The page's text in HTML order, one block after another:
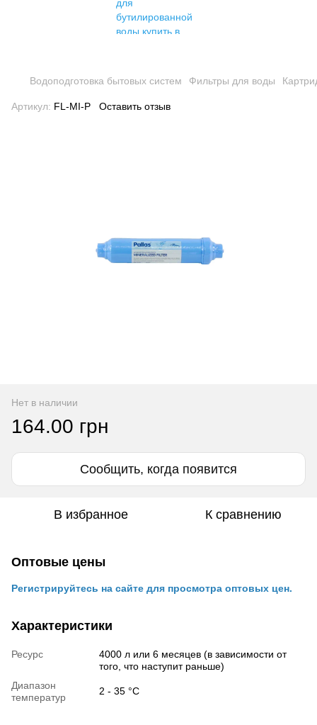
Водоподготовка бытовых систем Фильтры для воды
Артикул: FL-MI-P Оставить отзыв
Нет в наличии
164.00 грн
Сообщить, когда появится
В избранное К сравнению
Оптовые цены
Регистрируйтесь на сайте для просмотра оптовых цен.
Характеристики
Ресурс
4000 л или 6 месяцев (в зависимости от
того, что наступит раньше)
Диапазон
температур
2 - 35 °С